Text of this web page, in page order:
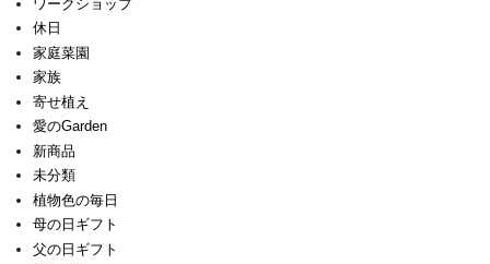
ワークショップ
休日
家庭菜園
家族
寄せ植え
愛のGarden
新商品
未分類
植物色の毎日
母の日ギフト
父の日ギフト